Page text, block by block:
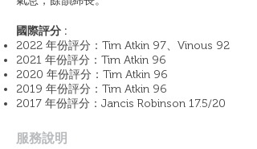
國際評分 :
2022 年份評分：Tim Atkin 97、Vinous 92
2021 年份評分：Tim Atkin 96
2020 年份評分：Tim Atkin 96
2019 年份評分：Tim Atkin 96
2017 年份評分：Jancis Robinson 17.5/20
​服務說明